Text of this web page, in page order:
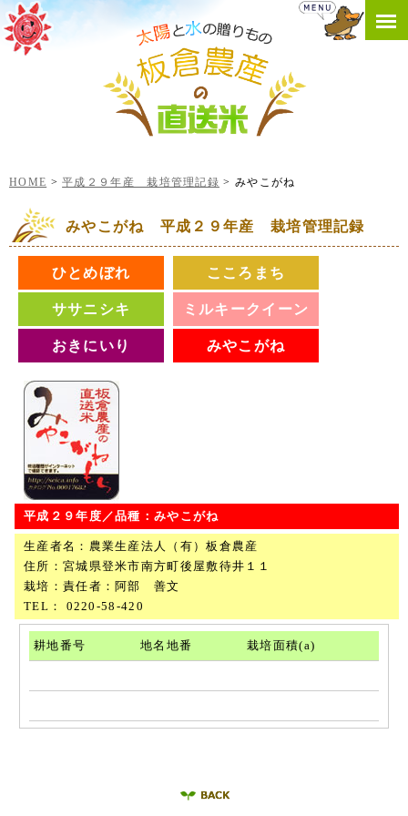
HOME 平成２９年産 栽培管理記録 みやこがね
みやこがね 平成２９年産 栽培管理記録
ひとめぼれ こころまち
ササニシキ ミルキークイーン
おきにいり みやこがね
平成２９年度／品種：みやこがね
生産者名：農業生産法人（有）板倉農産
住所：宮城県登米市南方町後屋敷待井１１
栽培：責任者：阿部 善文
TEL： 0220-58-420
耕地番号 地名地番 栽培面積(a)